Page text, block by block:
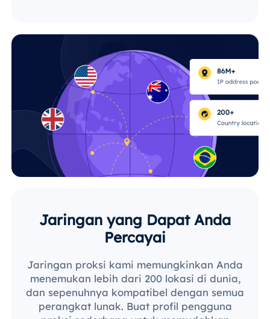
Jaringan yang Dapat Anda
Percayai
Jaringan proksi kami memungkinkan Anda
menemukan lebih dari 200 lokasi di dunia,
dan sepenuhnya kompatibel dengan semua
perangkat lunak. Buat profil pengguna